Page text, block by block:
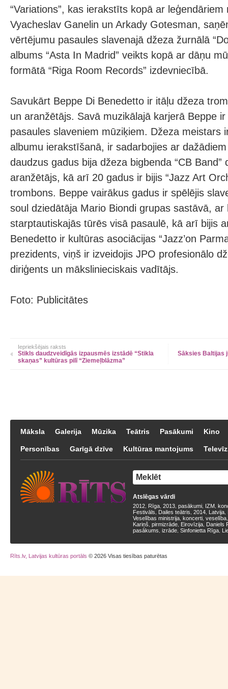
“Variations”, kas ierakstīts kopā ar leģendāriem
Vyacheslav Ganelin un Arkady Gotesman,
vērtējumu pasaules slavenajā džeza žurnālā
albums “Asta In Madrid” veikts kopā ar dāņu
formātā “Riga Room Records” izdevniecībā.
Savukārt Beppe Di Benedetto ir itāļu džeza
un aranžētājs. Savā muzikālajā karjerā Beppe
pasaules slaveniem mūziķiem. Džeza meistars
albumu ierakstīšanā, ir sadarbojies ar
daudzus gadus bija džeza bigbenda “CB Band”
aranžētājs, kā arī 20 gadus ir bijis “Jazz Art
trombons. Beppe vairākus gadus ir spēlējis
soul dziedātāja Mario Biondi grupas sastāvā, ar
starptautiskajās tūrēs visā pasaulē, kā arī bijis
Benedetto ir kultūras asociācijas “Jazz’on
prezidents, viņš ir izveidojis JPO profesionālo
diriģents un mākslinieciskais vadītājs.
Foto: Publicitātes
Iepriekšējais raksts
Stikls daudzveidīgās izpausmēs izstādē “Stikla
skaņas” kultūras pilī “Ziemeļblāzma”
Sāksies Baltijas
Māksla Galerija Mūzika Teātris Pasākumi Kino
Personības Garīgā dzīve Kultūras mantojums
Atslēgas vārdi
2012 Rīga 2013 pasākumi IZM
Festivāls
Dailes teātris 2014 Latvija
Veselības ministrija koncerti veselība
Kariņš pirmizrāde Eirovīzija Daniels
pasākums izrāde Sinfonietta Rīga
Rīts.lv, Latvijas kultūras portāls © 2026 Visas tiesības paturētas